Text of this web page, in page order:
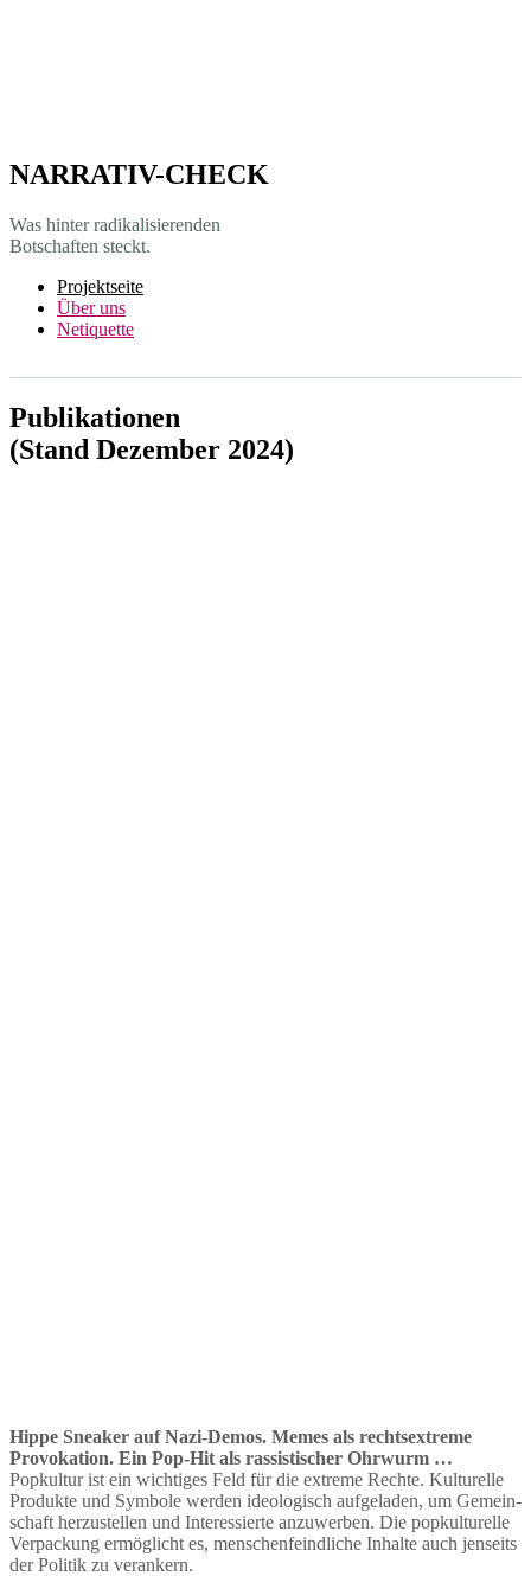
NARRATIV-CHECK
Was hinter radikalisierenden
Botschaften steckt.
Projekt­seite
Über uns
Netiquette
Publi­ka­tionen
(Stand Dezember 2024)
Hippe Sneaker auf Nazi-Demos. Memes als rechts­extreme
Provo­kation. Ein Pop-Hit als rassis­ti­scher Ohrwurm …
Popkultur ist ein wichtiges Feld für die extreme Rechte. Kultu­relle
Produkte und Symbole werden ideolo­gisch aufge­laden, um Gemein­
schaft herzu­stellen und Inter­es­sierte anzuwerben. Die popkul­tu­relle
Verpa­ckung ermög­licht es, menschen­feind­liche Inhalte auch jenseits
der Politik zu verankern.